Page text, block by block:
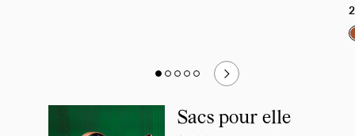
Diapositive 1
Slide of 5 - Sacs & accessoires : La sélection produits nouveautés
Diapositive 2
Slide of 5 - Sacs & accessoires : La sélection produits nouveautés
Diapositive 3
Slide of 5 - Sacs & accessoires : La sélection produits nouveautés
Diapositive 4
Slide of 5 - Sacs & accessoires : La sélection produits nouveautés
Diapositive 5
Slide of 5 - Sacs & accessoires : La sélection produits nouveautés
Slide
5
Sacs pour elle